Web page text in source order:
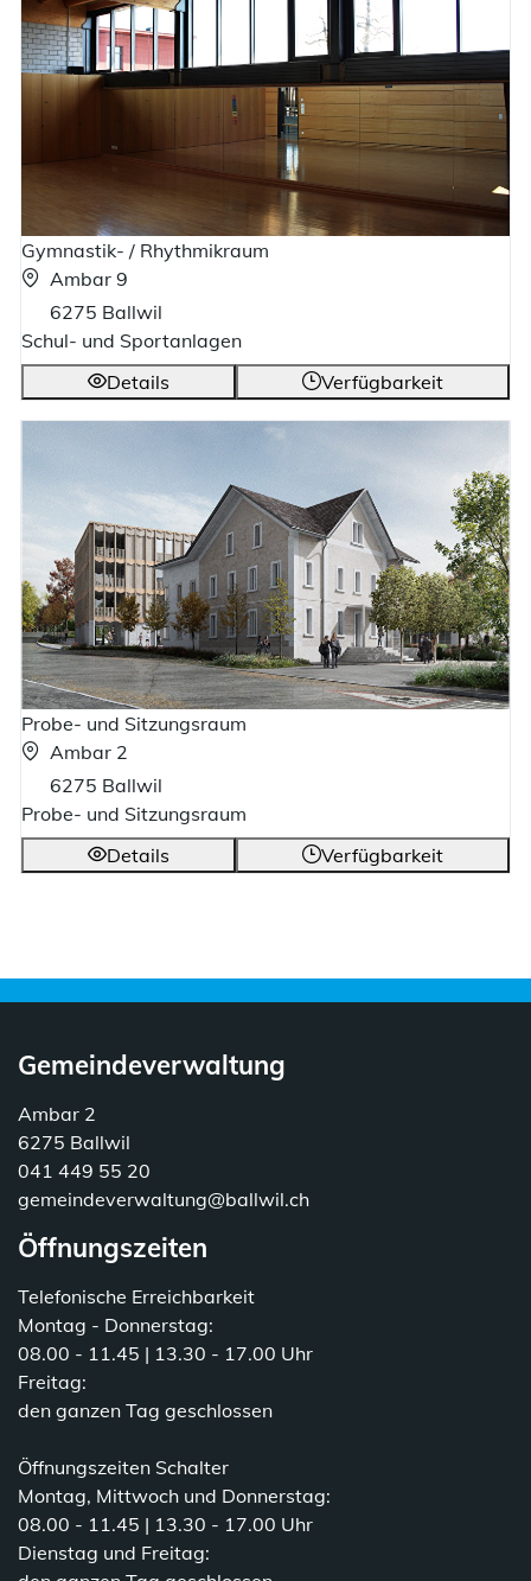
Gymnastik- / Rhythmikraum
Ambar 9
6275 Ballwil
Schul- und Sportanlagen
Details
Verfügbarkeit
Probe- und Sitzungsraum
Ambar 2
6275 Ballwil
Probe- und Sitzungsraum
Details
Verfügbarkeit
Gemeindeverwaltung
Ambar 2
6275 Ballwil
041 449 55 20
gemeindeverwaltung@ballwil.ch
Öffnungszeiten
Telefonische Erreichbarkeit
Montag - Donnerstag:
08.00 - 11.45 | 13.30 - 17.00 Uhr
Freitag:
den ganzen Tag geschlossen
Öffnungszeiten Schalter
Montag, Mittwoch und Donnerstag:
08.00 - 11.45 | 13.30 - 17.00 Uhr
Dienstag und Freitag: